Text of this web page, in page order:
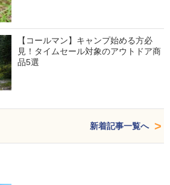
【コールマン】キャンプ始める方必
見！タイムセール対象のアウトドア商
品5選
新着記事一覧へ